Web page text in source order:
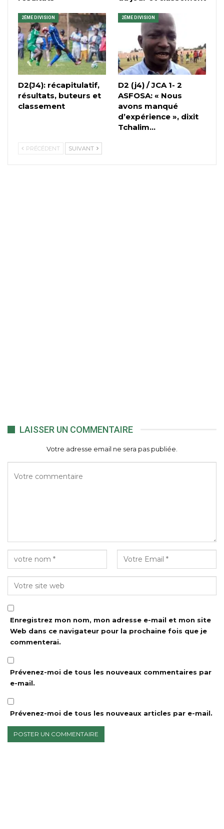
2ÈME DIVISION
D2(J4): récapitulatif,
résultats, buteurs et
classement
2ÈME DIVISION
D2 (j4) / JCA 1- 2
ASFOSA: « Nous
avons manqué
d’expérience », dixit
Tchalim…
PRÉCÉDENT SUIVANT
LAISSER UN COMMENTAIRE
Votre adresse email ne sera pas publiée.
Enregistrez mon nom, mon adresse e-mail et mon site
Web dans ce navigateur pour la prochaine fois que je
commenterai.
Prévenez-moi de tous les nouveaux commentaires par
e-mail.
Prévenez-moi de tous les nouveaux articles par e-mail.